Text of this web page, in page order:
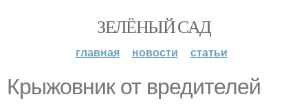
ЗЕЛЁНЫЙ САД
главная новости статьи
Крыжовник от вредителей